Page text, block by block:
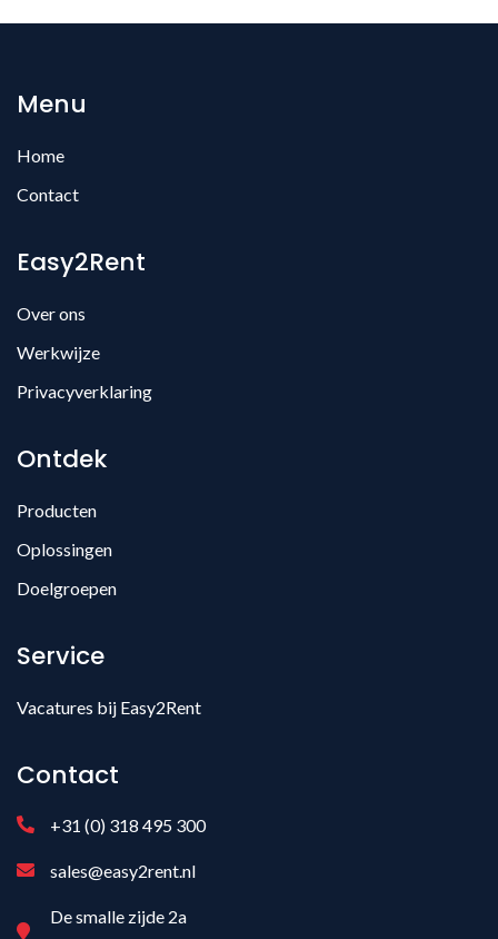
Menu
Home
Contact
Easy2Rent
Over ons
Werkwijze
Privacyverklaring
Ontdek
Producten
Oplossingen
Doelgroepen
Service
Vacatures bij Easy2Rent
Contact
+31 (0) 318 495 300
sales@easy2rent.nl
De smalle zijde 2a